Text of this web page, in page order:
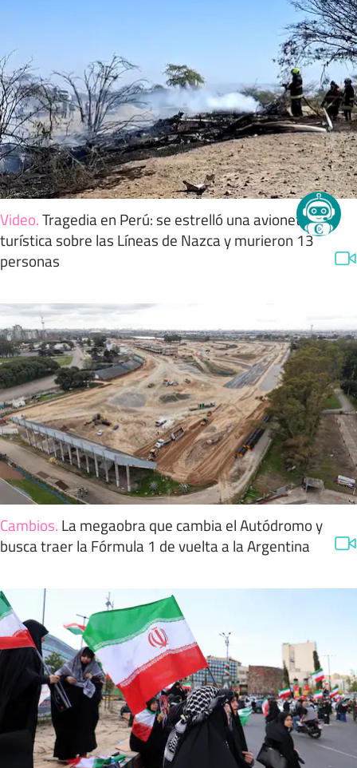
Video.Tragedia en Perú: se estrelló una avioneta
turística sobre las Líneas de Nazca y murieron 13
personas
Cambios. La megaobra que cambia el Autódromo y
busca traer la Fórmula 1 de vuelta a la Argentina